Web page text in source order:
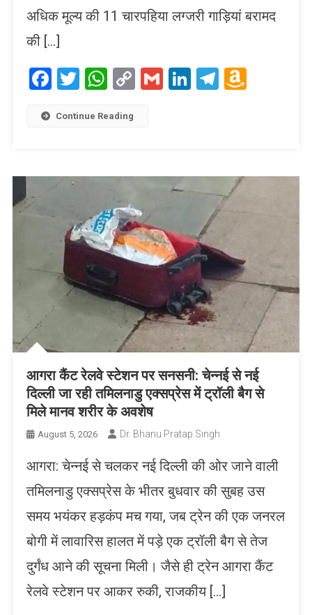
अधिक मूल्य की 11 चारपहिया लग्जरी गाड़ियां बरामद
की […]
Facebook
Twitter
WhatsApp
CopyGmailLinkedIn
Telegram
Continue Reading
आगरा कैंट रेलवे स्टेशन पर सनसनी: चेन्नई से नई
दिल्ली जा रही तमिलनाडु एक्सप्रेस में ट्रॉली बैग से
मिले मानव शरीर के अवशेष
August 5, 2026 Dr. Bhanu Pratap Singh
आगरा: चेन्नई से चलकर नई दिल्ली की ओर जाने वाली
तमिलनाडु एक्सप्रेस के भीतर बुधवार की सुबह उस
समय भयंकर हड़कंप मच गया, जब ट्रेन की एक जनरल
बोगी में लावारिस हालत में पड़े एक ट्रॉली बैग से तेज
दुर्गंध आने की सूचना मिली। जैसे ही ट्रेन आगरा कैंट
रेलवे स्टेशन पर आकर रुकी, राजकीय […]